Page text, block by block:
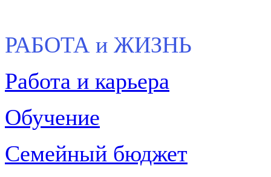
РАБОТА и ЖИЗНЬ
Работа и карьера
Обучение
Семейный бюджет